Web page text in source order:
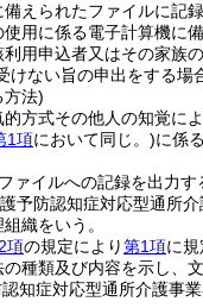
えられたファイルに記
用に係る電子計算機に
用申込者又はその家
ない旨の申出をする
方法)
方式その他人の知覚に
1項において同じ。)に係
ァイルへの記録を出力
予防認知症対応型通所
織をいう。
項の規定により第1項に
種類及び内容を示し、
知症対応型通所介護事